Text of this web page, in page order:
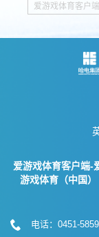
爱游戏体育客户
爱游戏体育客户端-
游戏体育（中国）
电话：0451-